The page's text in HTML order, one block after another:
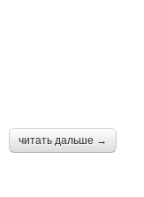
читать дальше →